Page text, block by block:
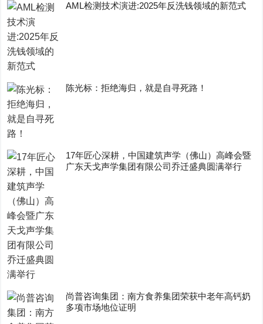
AML检测技术演进:2025年反洗钱领域的新范式
陈光标：拒绝海归，就是自寻死路！
17年匠心深耕，中国建筑声学（佛山）高峰会暨
广东天戈声学集团有限公司乔迁盛典圆满举行
尚普咨询集团：南方食养集团荣获中老年高钙奶
多项市场地位证明